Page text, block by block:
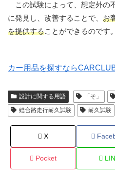
この試験によって、想定外の
に発見し、改善することで、 お
を提供することができるのです。
カー用品を探すなら
設計に関する用語 「そ」
総合路走行耐久試験
耐久試験
X
Pocket